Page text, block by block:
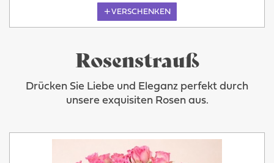
VERSCHENKEN
Rosenstrauß
Drücken Sie Liebe und Eleganz perfekt durch
unsere exquisiten Rosen aus.